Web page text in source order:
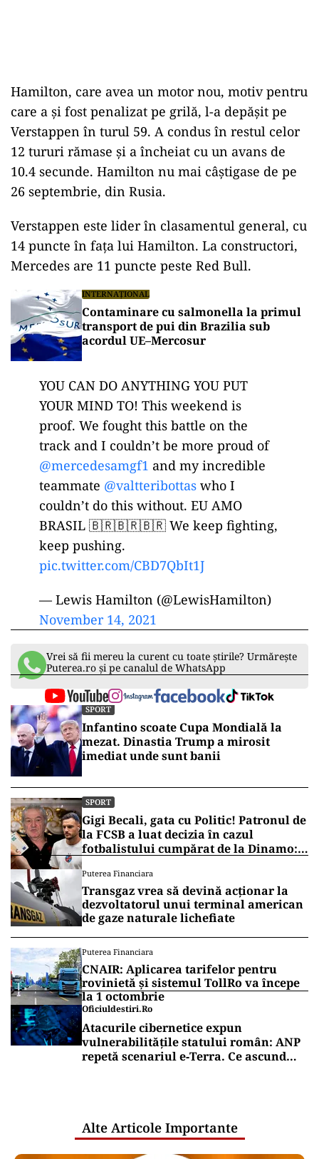
Hamilton, care avea un motor nou, motiv pentru
care a și fost penalizat pe grilă, l-a depășit pe
Verstappen în turul 59. A condus în restul celor
12 tururi rămase și a încheiat cu un avans de
10.4 secunde. Hamilton nu mai câştigase de pe
26 septembrie, din Rusia.
Verstappen este lider în clasamentul general, cu
14 puncte în faţa lui Hamilton. La constructori,
Mercedes are 11 puncte peste Red Bull.
INTERNAȚIONAL
Contaminare cu salmonella la primul
transport de pui din Brazilia sub
acordul UE–Mercosur
YOU CAN DO ANYTHING YOU PUT
YOUR MIND TO! This weekend is
proof. We fought this battle on the
track and I couldn’t be more proud of
@mercedesamgf1 and my incredible
teammate @valtteribottas who I
couldn’t do this without. EU AMO
BRASIL 🇧🇷🇧🇷🇧🇷 We keep fighting,
keep pushing.
pic.twitter.com/CBD7QbIt1J
— Lewis Hamilton (@LewisHamilton)
November 14, 2021
Vrei să fii mereu la curent cu toate știrile? Urmărește
Puterea.ro și pe canalul de WhatsApp
SPORT
Infantino scoate Cupa Mondială la
mezat. Dinastia Trump a mirosit
imediat unde sunt banii
SPORT
Gigi Becali, gata cu Politic! Patronul de
la FCSB a luat decizia în cazul
fotbalistului cumpărat de la Dinamo:
Puterea Financiara
Transgaz vrea să devină acționar la
dezvoltatorul unui terminal american
de gaze naturale lichefiate
Puterea Financiara
CNAIR: Aplicarea tarifelor pentru
rovinietă și sistemul TollRo va începe
la 1 octombrie
Oficiuldestiri.ro
Atacurile cibernetice expun
vulnerabilitățile statului român: ANP
repetă scenariul e‑Terra. Ce ascund
Alte Articole Importante